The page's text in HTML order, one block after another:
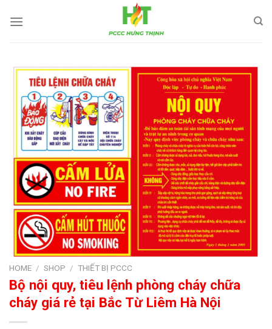
HOME / SHOP / THIẾT BỊ PCCC
Bộ nội quy, tiêu lệnh phòng cháy chữa
cháy giá rẻ tại Bắc Từ Liêm Hà Nội